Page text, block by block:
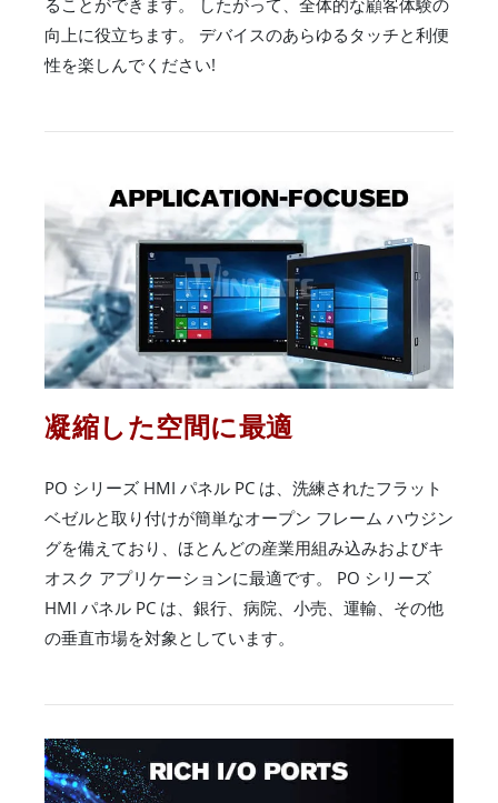
向上に役立ちます。 デバイスのあらゆるタッチと利便
性を楽しんでください!
凝縮した空間に最適
PO シリーズ HMI パネル PC は、洗練されたフラット
ベゼルと取り付けが簡単なオープン フレーム ハウジン
グを備えており、ほとんどの産業用組み込みおよびキ
オスク アプリケーションに最適です。 PO シリーズ
HMI パネル PC は、銀行、病院、小売、運輸、その他
の垂直市場を対象としています。